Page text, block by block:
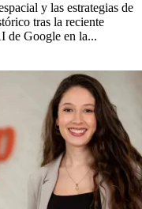
y las estrategias de
tras la reciente
de Google en la...